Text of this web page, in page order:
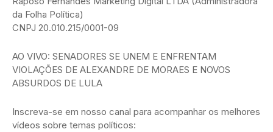
da Folha Política)
CNPJ 20.010.215/0001-09
AO VIVO: SENADORES SE UNEM E ENFRENTAM
VIOLAÇÕES DE ALEXANDRE DE MORAES E NOVOS
ABSURDOS DE LULA
Inscreva-se em nosso canal para acompanhar os melhores
vídeos sobre temas políticos: